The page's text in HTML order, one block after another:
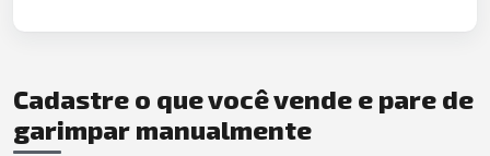
Cadastre o que você vende e pare de
garimpar manualmente